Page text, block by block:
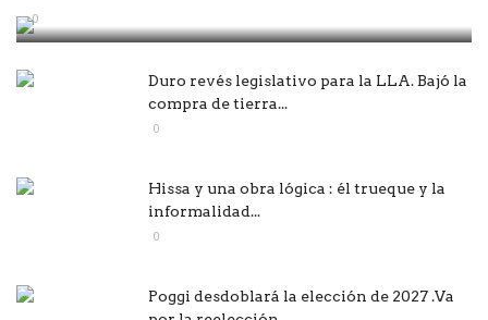
0
Duro revés legislativo para la LLA. Bajó la
compra de tierra...
0
Hissa y una obra lógica : él trueque y la
informalidad...
0
Poggi desdoblará la elección de 2027 .Va